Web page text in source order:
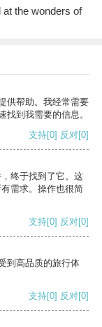
the wonders of
供帮助。我经常需要
到我需要的信息。
支持[0] 反对[0]
终于找到了它。这
需求。操作也很简
支持[0] 反对[0]
到高品质的旅行体
支持[0] 反对[0]